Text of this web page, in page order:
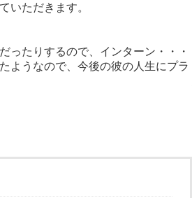
いただきます。
ったりするので、インターン・・・
ようなので、今後の彼の人生にプラ